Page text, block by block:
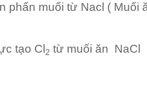
phấn muối từ Nacl ( Muối
tạo Cl 2 từ muối ăn NaCl